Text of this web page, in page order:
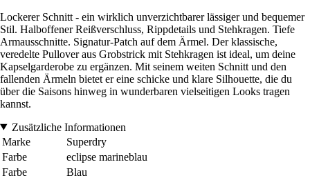
Lockerer Schnitt - ein wirklich unverzichtbarer lässiger und bequemer
Stil. Halboffener Reißverschluss, Rippdetails und Stehkragen. Tiefe
Armausschnitte. Signatur-Patch auf dem Ärmel. Der klassische,
veredelte Pullover aus Grobstrick mit Stehkragen ist ideal, um deine
Kapselgarderobe zu ergänzen. Mit seinem weiten Schnitt und den
fallenden Ärmeln bietet er eine schicke und klare Silhouette, die du
über die Saisons hinweg in wunderbaren vielseitigen Looks tragen
kannst.
Zusätzliche Informationen
Marke
Superdry
Farbe
eclipse marineblau
Farbe
Blau